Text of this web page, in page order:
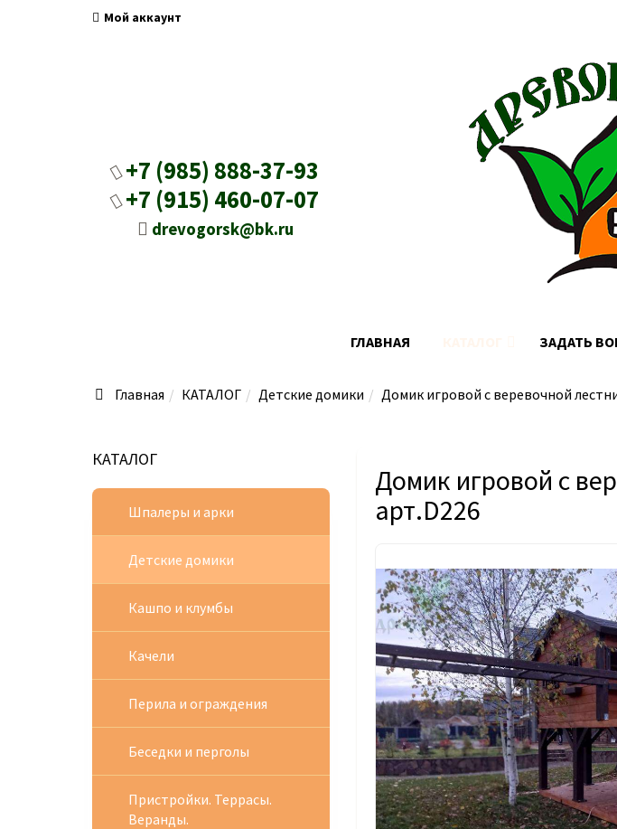
Мой аккаунт
+7 (985) 888-37-93
+7 (915) 460-07-07
drevogorsk@bk.ru
ГЛАВНАЯ ЗАДАТЬ
Главная КАТАЛОГ Детские домики Домик игровой с веревочной
Домик игровой с
арт.D226
КАТАЛОГ
Шпалеры и арки
Детские домики
Кашпо и клумбы
Качели
Перила и ограждения
Беседки и перголы
Пристройки. Террасы.
Веранды.